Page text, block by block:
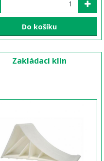
Do košíku
Zakládací klín